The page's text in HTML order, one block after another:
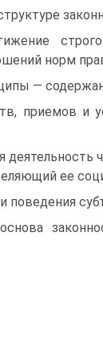
норм
—
приемов и
ее
поведения